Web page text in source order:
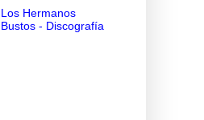
Los Hermanos
Bustos - Discografía